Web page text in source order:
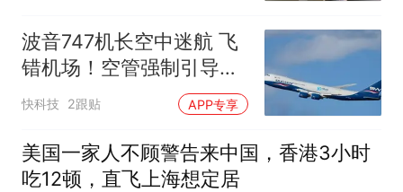
波音747机长空中迷航 飞
错机场！空管强制引导飞
机备降 挡下事故
快科技 2跟贴 APP专享
美国一家人不顾警告来中国，香港3小时
吃12顿，直飞上海想定居